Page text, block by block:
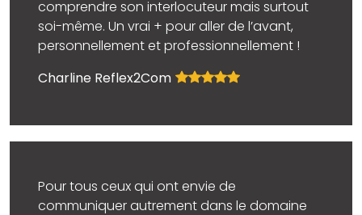
comprendre son interlocuteur mais surtout
soi-même. Un vrai + pour aller de l’avant,
personnellement et professionnellement !
Charline Reflex2Com
Pour tous ceux qui ont envie de
communiquer autrement dans le domaine